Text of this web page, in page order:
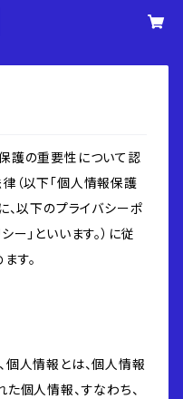
護の重要性について認
（以下「個人情報保護
、以下のプライバシーポ
ー」といいます。）に従
す。
個人情報とは、個人情報
個人情報、すなわち、